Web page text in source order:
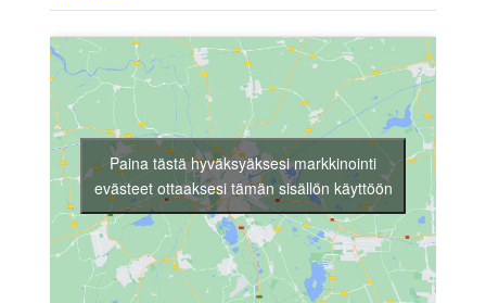
Paina tästä hyväksyäksesi markkinointi
evästeet ottaaksesi tämän sisällön käyttöön